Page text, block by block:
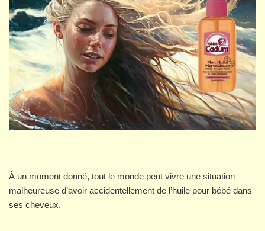
À un moment donné, tout le monde peut vivre une situation
malheureuse d’avoir accidentellement de l’huile pour bébé dans
ses cheveux.